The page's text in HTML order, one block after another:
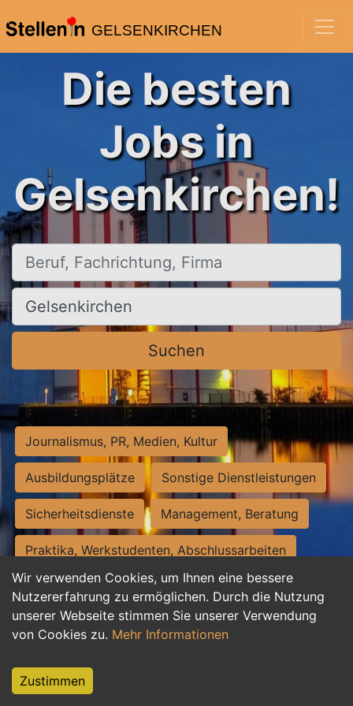
GELSENKIRCHEN
Wir verwenden Cookies, um Ihnen eine bessere
Nutzererfahrung zu ermöglichen. Durch die Nutzung
unserer Webseite stimmen Sie unserer Verwendung
von Cookies zu. Mehr Informationen
Zustimmen
Die besten
Jobs in
Gelsenkirchen!
Beruf, Fachrichtung, Firma
Ort, Stadt
Suchen
Journalismus, PR, Medien, Kultur
Ausbildungsplätze Sonstige Dienstleistungen
Sicherheitsdienste Management, Beratung
Praktika, Werkstudenten, Abschlussarbeiten
Personalwesen Assistenz, Sekretariat
Hilfskräfte, Aushilfs- und Nebenjobs
Weiterbildung, Studium, duale Ausbildung